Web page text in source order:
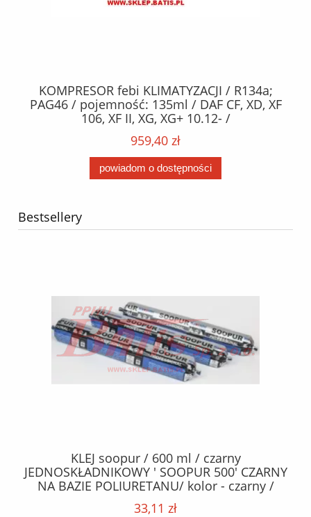
KOMPRESOR febi KLIMATYZACJI / R134a;
PAG46 / pojemność: 135ml / DAF CF, XD, XF
106, XF II, XG, XG+ 10.12- /
959,40 zł
powiadom o dostępności
Bestsellery
KLEJ soopur / 600 ml / czarny
JEDNOSKŁADNIKOWY ' SOOPUR 500' CZARNY
NA BAZIE POLIURETANU/ kolor - czarny /
karton 20 szt. / pistolet do kleju 307730 /
33,11 zł